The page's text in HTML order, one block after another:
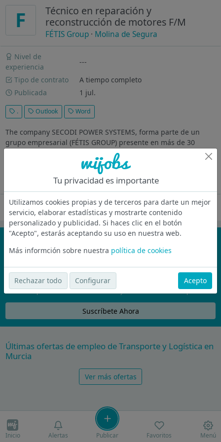
F
Técnico en reparación y
reconstrucción de motores F/M
FÉTIS Group · Molina de Segura
Nivel de
experiencia
---
Tipo de contrato
A tiempo completo
Publicada
1 jul.
. Outlook Word
The company SECODI POWER SYSTEMS, forma parte de un
grupo empresarial (FÉTIS GROUP) presente en más de 30
países en Europa, África y Asia, y 660 empleados que desde
1978 es el representante oficial de la marca Perkins en su país
Oferta desactivada
¡No te pierdas nada!
Únete a la comunidad de wijobs y recibe por email las mejores
ofertas de empleo
Nunca compartiremos tu email con nadie y no te vamos a enviar spam
Suscríbete Ahora
Últimas ofertas de empleo de Transporte y Logística en
Murcia
Ver más ofertas
Inicio Alertas Publicar Favoritos Menú
Tu privacidad es importante
Utilizamos cookies propias y de terceros para darte un mejor
servicio, elaborar estadísticas y mostrarte contenido
personalizado y publicidad. Si haces clic en el botón
"Acepto", estarás aceptando su uso en nuestra web.
Más informción sobre nuestra política de cookies
Rechazar todo Configurar Acepto